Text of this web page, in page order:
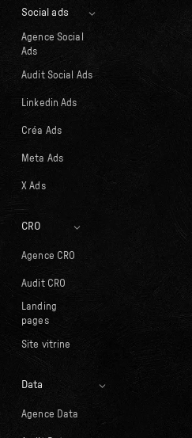
Social ads
Agence Social
Ads
Audit Social Ads
Linkedin Ads
Créa Ads
Meta Ads
X Ads
CRO
Agence CRO
Audit CRO
Landing
pages
Site vitrine
Data
Agence Data